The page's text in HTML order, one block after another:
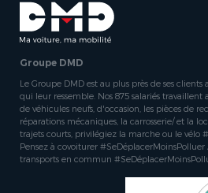
Groupe DMD
Le Groupe DMD est au plus près de ses
qui leur ressemble. Nos 875 salariés
de véhicules neufs, d'occasion, les pièces de
réparations mécaniques, la carrosserie/ et la
trajets courts, privilégiez la marche ou le vélo
Pensez à covoiturer
transports en commun